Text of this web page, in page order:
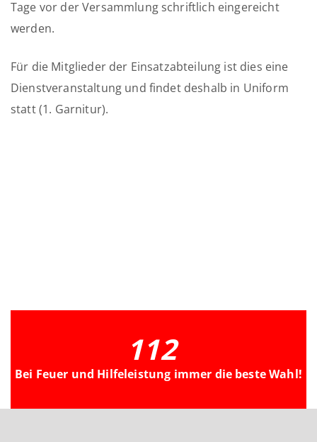
Tage vor der Versammlung schriftlich eingereicht
werden.
Für die Mitglieder der Einsatzabteilung ist dies eine
Dienstveranstaltung und findet deshalb in Uniform
statt (1. Garnitur).
112
Bei Feuer und Hilfeleistung immer die beste Wahl!